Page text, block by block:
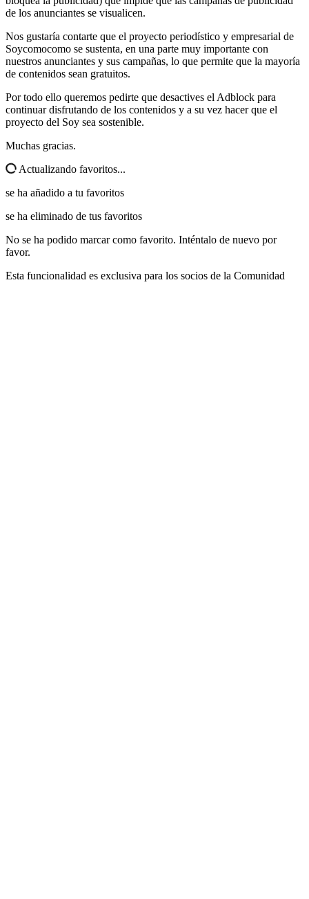
de los anunciantes se visualicen.
Nos gustaría contarte que el proyecto periodístico y empresarial de
Soycomocomo se sustenta, en una parte muy importante con
nuestros anunciantes y sus campañas, lo que permite que la mayoría
de contenidos sean gratuitos.
Por todo ello queremos pedirte que desactives el Adblock para
continuar disfrutando de los contenidos y a su vez hacer que el
proyecto del Soy sea sostenible.
Muchas gracias.
Actualizando favoritos...
se ha añadido a tu favoritos
se ha eliminado de tus favoritos
No se ha podido marcar como favorito. Inténtalo de nuevo por
favor.
Esta funcionalidad es exclusiva para los socios de la Comunidad